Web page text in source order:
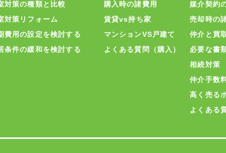
対策の種類と比較
対策リフォーム
費用の設定を検討する
条件の緩和を検討する
購入時の諸費用
賃貸vs持ち家
マンションVS戸建て
よくある質問（購入）
媒介契約
売却時の
仲介と買
必要な書
相続対策
仲介手数
高く売る
よくある